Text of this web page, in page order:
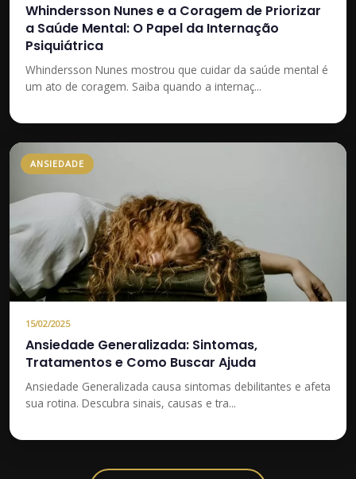
Whindersson Nunes e a Coragem de Priorizar
a Saúde Mental: O Papel da Internação
Psiquiátrica
Whindersson Nunes mostrou que cuidar da saúde mental é
um ato de coragem. Saiba quando a internaç...
ANSIEDADE
15/02/2025
Ansiedade Generalizada: Sintomas,
Tratamentos e Como Buscar Ajuda
Ansiedade Generalizada causa sintomas debilitantes e afeta
sua rotina. Descubra sinais, causas e tra...